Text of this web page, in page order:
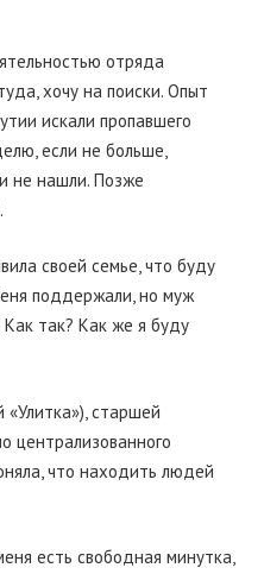
отряда
хочу на поиски. Опыт
искали пропавшего
если не больше,
не нашли. Позже
своей семье, что буду
поддержали, но муж
Как так? Как же я буду
старшей
централизованного
что находить людей
есть свободная минутка,